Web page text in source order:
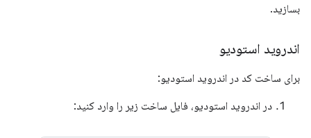
بسازید.
اندروید استودیو
برای ساخت کد در اندروید استودیو:
در اندروید استودیو، فایل ساخت زیر را وارد کنید: